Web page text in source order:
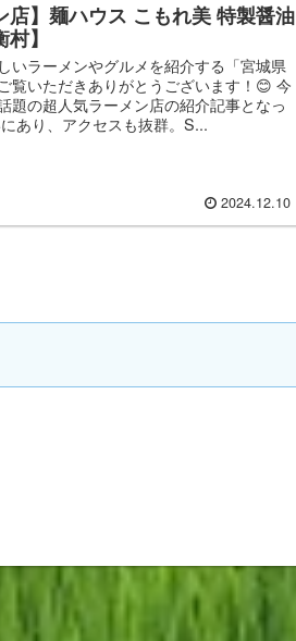
店】麺ハウス こもれ美 特製醤油
】
いラーメンやグルメを紹介する「宮城県
覧いただきありがとうございます！😊 今
題の超人気ラーメン店の紹介記事となっ
あり、アクセスも抜群。S...
2024.12.10